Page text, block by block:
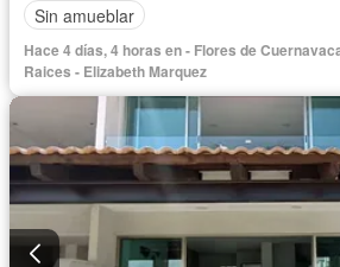
Sin amueblar
Hace 4 días, 4 horas en - Flores de
Raices - Elizabeth Marquez